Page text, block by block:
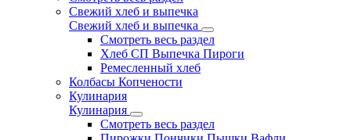
Свежий хлеб и выпечка
Свежий хлеб и выпечка
Смотреть весь раздел
Хлеб СП Выпечка Пироги
Ремесленный хлеб
Колбасы Копчености
Кулинария
Кулинария
Смотреть весь раздел